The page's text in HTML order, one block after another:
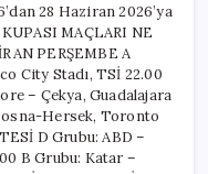
28 Haziran 2026’ya
MAÇLARI NE
PERŞEMBE A
City Stadı, TSİ 22.00
– Çekya, Guadalajara
Hersek, Toronto
D Grubu: ABD –
B Grubu: Katar –